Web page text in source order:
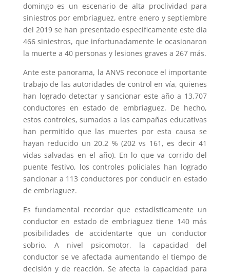
domingo es un escenario de alta proclividad para
siniestros por embriaguez, entre enero y septiembre
del 2019 se han presentado específicamente este día
466 siniestros, que infortunadamente le ocasionaron
la muerte a 40 personas y lesiones graves a 267 más.
Ante este panorama, la ANVS reconoce el importante
trabajo de las autoridades de control en vía, quienes
han logrado detectar y sancionar este año a 13.707
conductores en estado de embriaguez. De hecho,
estos controles, sumados a las campañas educativas
han permitido que las muertes por esta causa se
hayan reducido un 20.2 % (202 vs 161, es decir 41
vidas salvadas en el año). En lo que va corrido del
puente festivo, los controles policiales han logrado
sancionar a 113 conductores por conducir en estado
de embriaguez.
Es fundamental recordar que estadísticamente un
conductor en estado de embriaguez tiene 140 más
posibilidades de accidentarte que un conductor
sobrio. A nivel psicomotor, la capacidad del
conductor se ve afectada aumentando el tiempo de
decisión y de reacción. Se afecta la capacidad para